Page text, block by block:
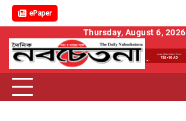
ePaper
content
Thursday, August 6, 2026